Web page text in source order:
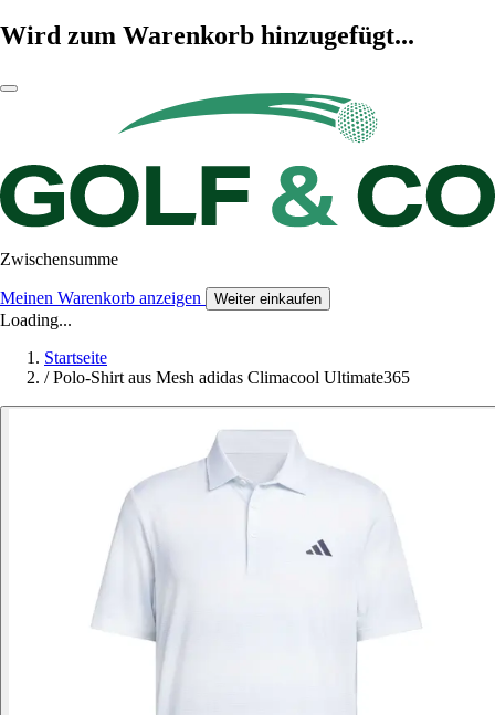
Wird zum Warenkorb hinzugefügt...
Zwischensumme
Meinen Warenkorb anzeigen Weiter einkaufen
Loading...
Startseite
/ Polo-Shirt aus Mesh adidas Climacool Ultimate365